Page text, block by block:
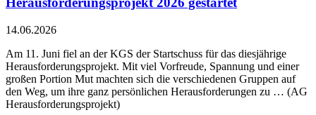
14.06.2026
Am 11. Juni fiel an der KGS der Startschuss für das diesjährige
Herausforderungsprojekt. Mit viel Vorfreude, Spannung und einer
großen Portion Mut machten sich die verschiedenen Gruppen auf
den Weg, um ihre ganz persönlichen Herausforderungen zu … (AG
Herausforderungsprojekt)